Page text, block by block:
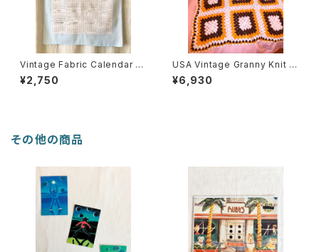
Vintage Fabric Calendar 19
87
¥2,750
USA Vintage Granny Knit Br
anket
¥6,930
その他の商品